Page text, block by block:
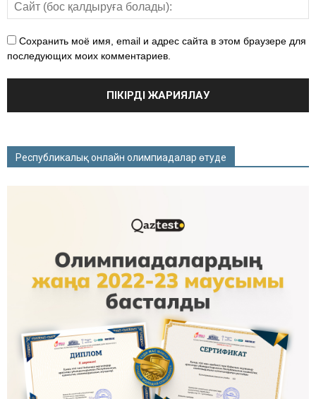
Сохранить моё имя, email и адрес сайта в этом браузере для
последующих моих комментариев.
Республикалық онлайн олимпиадалар өтуде